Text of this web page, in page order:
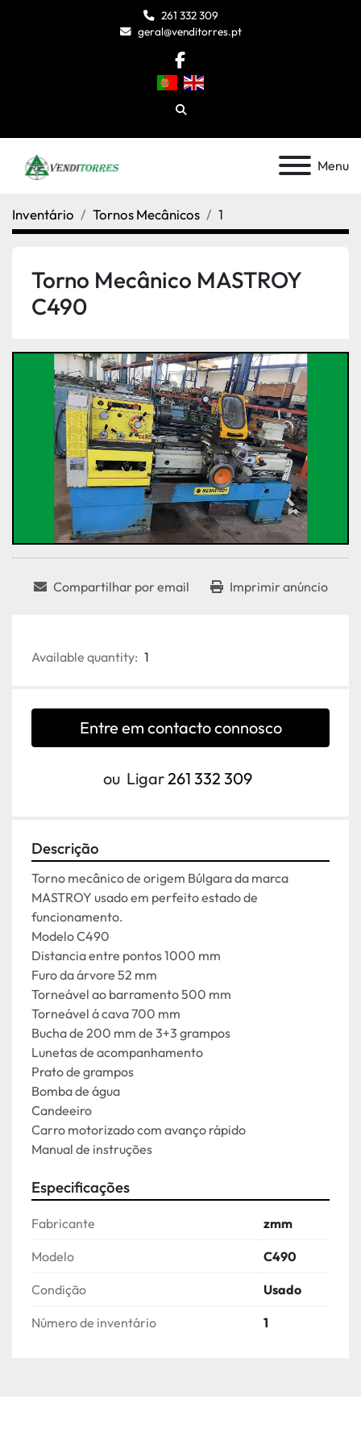
261 332 309
geral@venditorres.pt
facebook
Pesquisar
Menu
Inventário Tornos Mecânicos 1
Torno Mecânico MASTROY
C490
Compartilhar por email Imprimir anúncio
Available quantity: 1
Entre em contacto connosco
ou Ligar261 332 309
Descrição
Torno mecânico de origem Búlgara da marca
MASTROY usado em perfeito estado de
funcionamento.
Modelo C490
Distancia entre pontos 1000 mm
Furo da árvore 52 mm
Torneável ao barramento 500 mm
Torneável á cava 700 mm
Bucha de 200 mm de 3+3 grampos
Lunetas de acompanhamento
Prato de grampos
Bomba de água
Candeeiro
Carro motorizado com avanço rápido
Manual de instruções
Especificações
Fabricante zmm
Modelo C490
Condição Usado
Número de inventário 1